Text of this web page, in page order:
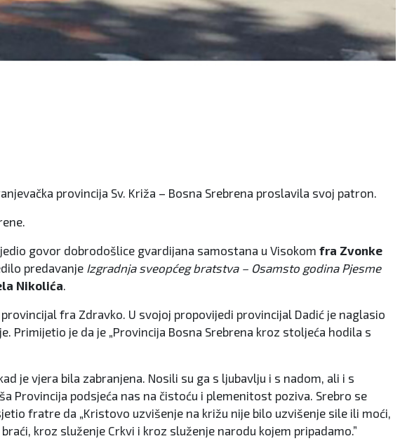
provincija Sv. Križa – Bosna Srebrena proslavila svoj patron.
govor dobrodošlice gvardijana samostana u Visokom fra Zvonke
predavanje Izgradnja sveopćeg bratstva – Osamsto godina Pjesme
Nikolića.
fra Zdravko. U svojoj propovijedi provincijal Dadić je naglasio
Primijetio je da je „Provincija Bosna Srebrena kroz stoljeća hodila s
je vjera bila zabranjena. Nosili su ga s ljubavlju i s nadom, ali i s
Provincija podsjeća nas na čistoću i plemenitost poziva. Srebro se
fratre da „Kristovo uzvišenje na križu nije bilo uzvišenje sile ili moći,
kroz služenje Crkvi i kroz služenje narodu kojem pripadamo.”